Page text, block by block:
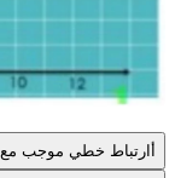
ارتباط خطي موجب مع